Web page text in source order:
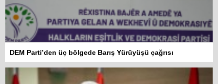
DEM Parti’den üç bölgede Barış Yürüyüşü çağrısı